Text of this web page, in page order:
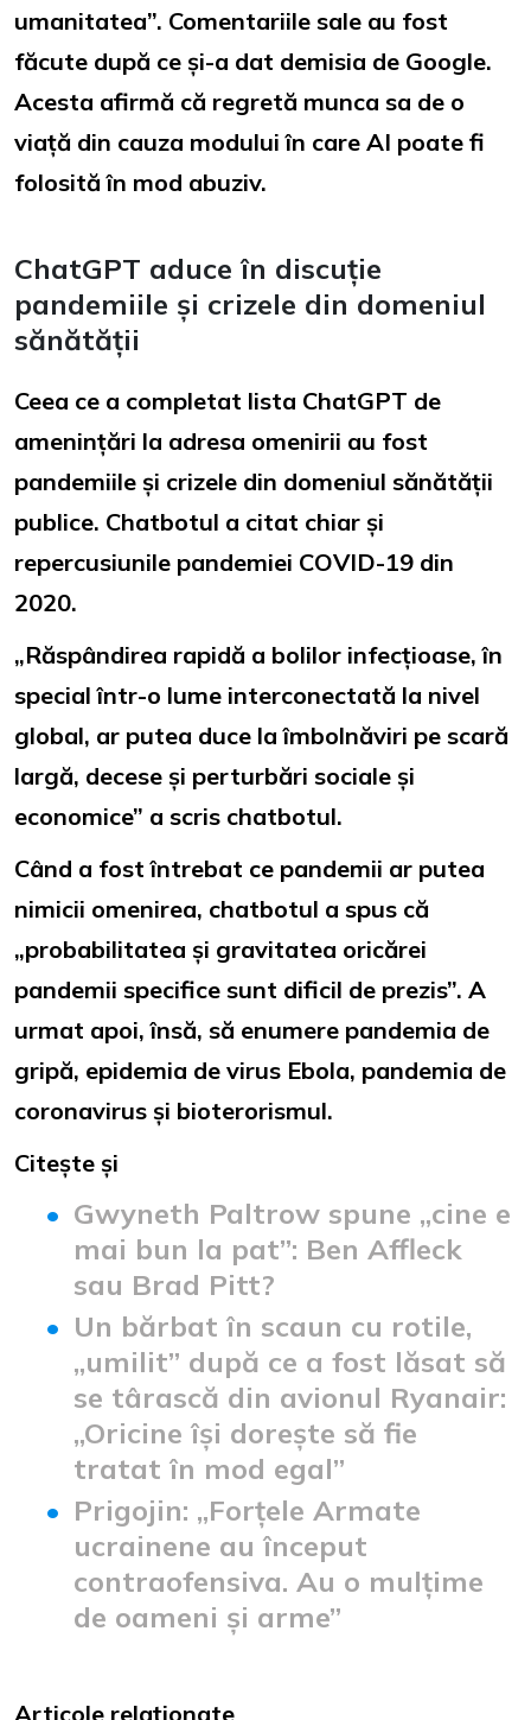
umanitatea”. Comentariile sale au fost
făcute după ce și-a dat demisia de Google.
Acesta afirmă că regretă munca sa de o
viață din cauza modului în care AI poate fi
folosită în mod abuziv.
ChatGPT aduce în discuție
pandemiile și crizele din domeniul
sănătății
Ceea ce a completat lista ChatGPT de
amenințări la adresa omenirii au fost
pandemiile și crizele din domeniul sănătății
publice. Chatbotul a citat chiar și
repercusiunile pandemiei COVID-19 din
2020.
„Răspândirea rapidă a bolilor infecțioase, în
special într-o lume interconectată la nivel
global, ar putea duce la îmbolnăviri pe scară
largă, decese și perturbări sociale și
economice” a scris chatbotul.
Când a fost întrebat ce pandemii ar putea
nimicii omenirea, chatbotul a spus că
„probabilitatea și gravitatea oricărei
pandemii specifice sunt dificil de prezis”. A
urmat apoi, însă, să enumere pandemia de
gripă, epidemia de virus Ebola, pandemia de
coronavirus și bioterorismul.
Citește și
Gwyneth Paltrow spune „cine e
mai bun la pat”: Ben Affleck
sau Brad Pitt?
Un bărbat în scaun cu rotile,
„umilit” după ce a fost lăsat să
se târască din avionul Ryanair:
„Oricine își dorește să fie
tratat în mod egal”
Prigojin: „Forțele Armate
ucrainene au început
contraofensiva. Au o mulțime
de oameni și arme”
Articole relaționate